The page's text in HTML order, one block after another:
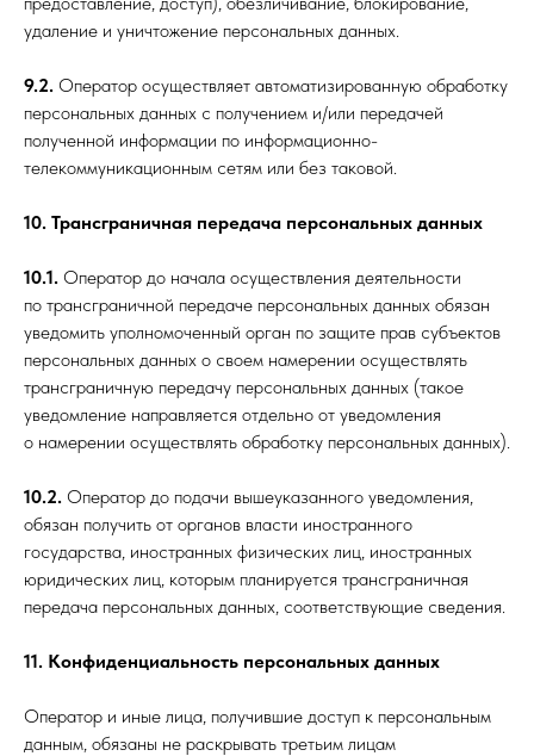
удаление и уничтожение персональных данных.
9.2. Оператор осуществляет автоматизированную обработку
персональных данных с получением и/или передачей
полученной информации по информационно-
телекоммуникационным сетям или без таковой.
10. Трансграничная передача персональных данных
10.1. Оператор до начала осуществления деятельности
по трансграничной передаче персональных данных обязан
уведомить уполномоченный орган по защите прав субъектов
персональных данных о своем намерении осуществлять
трансграничную передачу персональных данных (такое
уведомление направляется отдельно от уведомления
о намерении осуществлять обработку персональных данных).
10.2. Оператор до подачи вышеуказанного уведомления,
обязан получить от органов власти иностранного
государства, иностранных физических лиц, иностранных
юридических лиц, которым планируется трансграничная
передача персональных данных, соответствующие сведения.
11. Конфиденциальность персональных данных
Оператор и иные лица, получившие доступ к персональным
данным, обязаны не раскрывать третьим лицам